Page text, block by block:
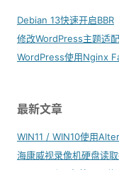
Debian 13快速开启BBR
修改WordPress主题适
WordPress使用Nginx
最新文章
WIN11 / WIN10使用
海康威视录像机硬盘读